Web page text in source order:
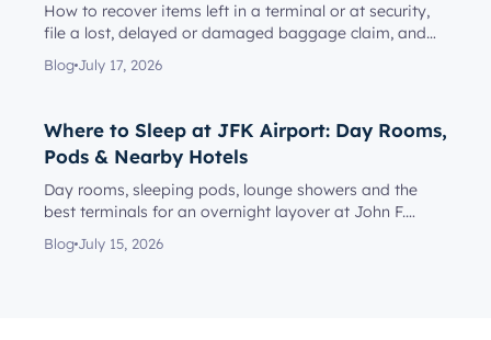
How to recover items left in a terminal or at security,
file a lost, delayed or damaged baggage claim, and
reach the rig...
Blog July 17, 2026
Where to Sleep at JFK Airport: Day Rooms,
Pods & Nearby Hotels
Day rooms, sleeping pods, lounge showers and the
best terminals for an overnight layover at John F.
Kennedy Internationa...
Blog July 15, 2026